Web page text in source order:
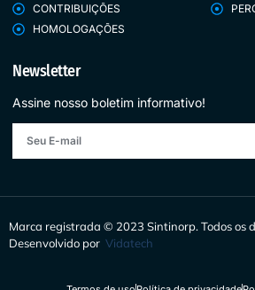
CONTRIBUIÇÕES
HOMOLOGAÇÕES
Newsletter
Assine nosso boletim informativo!
Marca registrada © 2023 Sintinorp. Todos os
Desenvolvido por Vidatech